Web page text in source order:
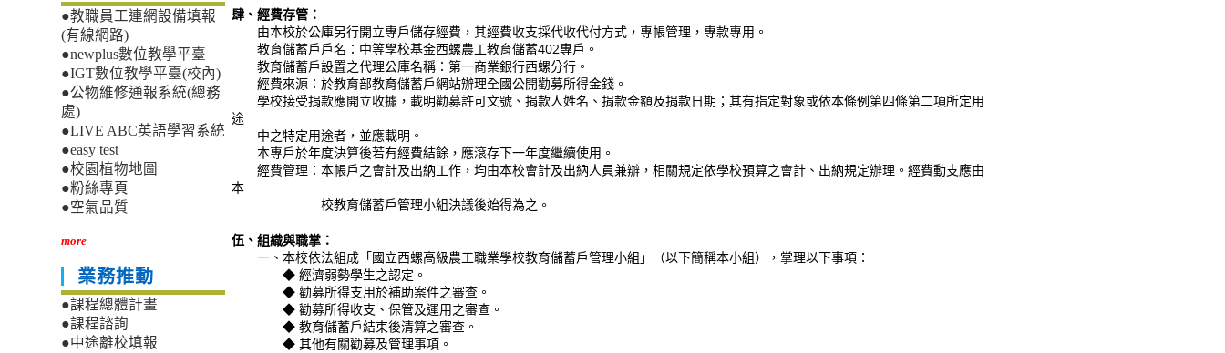
肆、經費存管：
由本校於公庫另行開立專戶儲存經費，其經費收支採代收代付方式，專帳管理，專款專用。
教育儲蓄戶戶名：中等學校基金西螺農工教育儲蓄402專戶。
教育儲蓄戶設置之代理公庫名稱：第一商業銀行西螺分行。
經費來源：於教育部教育儲蓄戶網站辦理全國公開勸募所得金錢。
學校接受捐款應開立收據，載明勸募許可文號、捐款人姓名、捐款金額及捐款日期；其有指定對象或依本條例第四條第二項所定用
途
中之特定用途者，並應載明。
本專戶於年度決算後若有經費結餘，應滾存下一年度繼續使用。
經費管理：本帳戶之會計及出納工作，均由本校會計及出納人員兼辦，相關規定依學校預算之會計、出納規定辦理。經費動支應由
本
校教育儲蓄戶管理小組決議後始得為之。
伍、組織與職掌：
一、本校依法組成「國立西螺高級農工職業學校教育儲蓄戶管理小組」（以下簡稱本小組），掌理以下事項：
◆ 經濟弱勢學生之認定。
◆ 勸募所得支用於補助案件之審查。
◆ 勸募所得收支、保管及運用之審查。
◆ 教育儲蓄戶結束後清算之審查。
◆ 其他有關勸募及管理事項。
●教職員工連網設備填報
(有線網路)
●newplus數位教學平臺
●IGT數位教學平臺(校內)
●公物維修通報系統(總務
處)
●LIVE ABC英語學習系統
●easy test
●校園植物地圖
●粉絲專頁
●空氣品質
more
業務推動
●課程總體計畫
●課程諮詢
●中途離校填報